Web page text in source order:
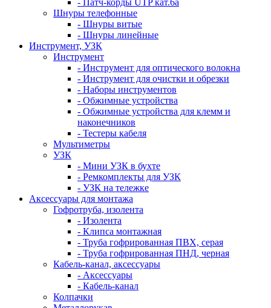
- Патч-корды UTP кат.6а
Шнуры телефонные
- Шнуры витые
- Шнуры линейные
Инструмент, УЗК
Инструмент
- Инструмент для оптического волокна
- Инструмент для очистки и обрезки
- Наборы инструментов
- Обжимные устройства
- Обжимные устройства для клемм и
наконечников
- Тестеры кабеля
Мультиметры
УЗК
- Мини УЗК в бухте
- Ремкомплекты для УЗК
- УЗК на тележке
Аксессуары для монтажа
Гофротруба, изолента
- Изолента
- Клипса монтажная
- Труба гофрированная ПВХ, серая
- Труба гофрированная ПНД, черная
Кабель-канал, аксессуары
- Аксессуары
- Кабель-канал
Колпачки